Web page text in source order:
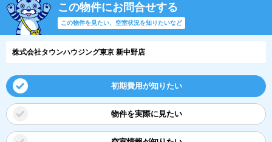
この物件にお問合せする
この物件を見たい、空室状況を知りたいなど
株式会社タウンハウジング東京 新中野店
初期費用が知りたい
物件を実際に見たい